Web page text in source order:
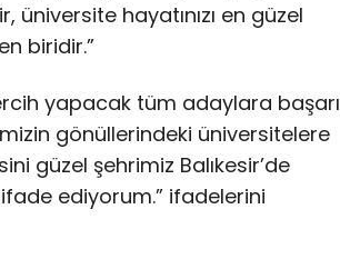
üniversite hayatınızı en güzel
biridir.”
yapacak tüm adaylara başarı
gönüllerindeki üniversitelere
güzel şehrimiz Balıkesir’de
ediyorum.” ifadelerini